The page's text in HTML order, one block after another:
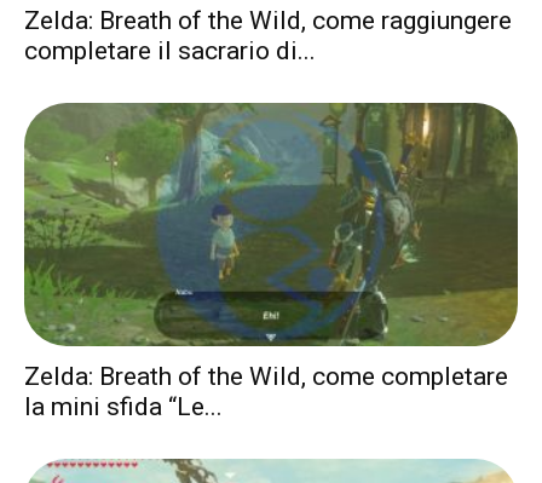
Zelda: Breath of the Wild, come raggiungere
completare il sacrario di...
Zelda: Breath of the Wild, come completare
la mini sfida “Le...